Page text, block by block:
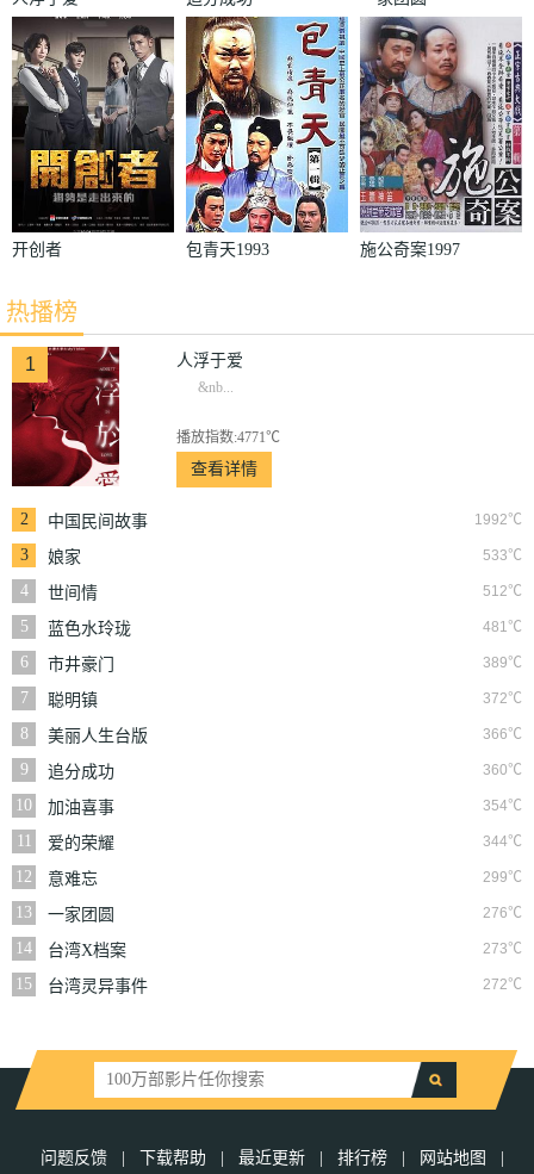
开创者 包青天1993 施公奇案1997
热播榜
1 人浮于爱
&nb...
播放指数:4771℃
查看详情
2 1992℃
中国民间故事
3
533℃
娘家
4
512℃
世间情
5
481℃
蓝色水玲珑
6
389℃
市井豪门
7
372℃
聪明镇
8
366℃
美丽人生台版
9
360℃
追分成功
10
354℃
加油喜事
11
344℃
爱的荣耀
12
299℃
意难忘
13
276℃
一家团圆
14
273℃
台湾X档案
15
272℃
台湾灵异事件
问题反馈 下载帮助 最近更新 排行榜 网站地图